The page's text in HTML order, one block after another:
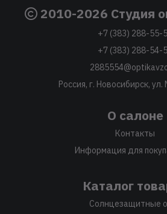
2010-2026 Студия
+7 (383) 288-55-
+7 (383) 288-54-
Россия, г. Новосибирск,
О салоне
Контакты
Информация для
Каталог
Солнцезащитные